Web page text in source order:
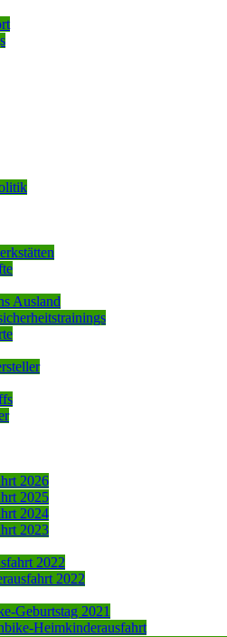
Ausland
2026
2025
2024
2023
2022
2022
Geburtstag 2021
Heimkinderausfahrt